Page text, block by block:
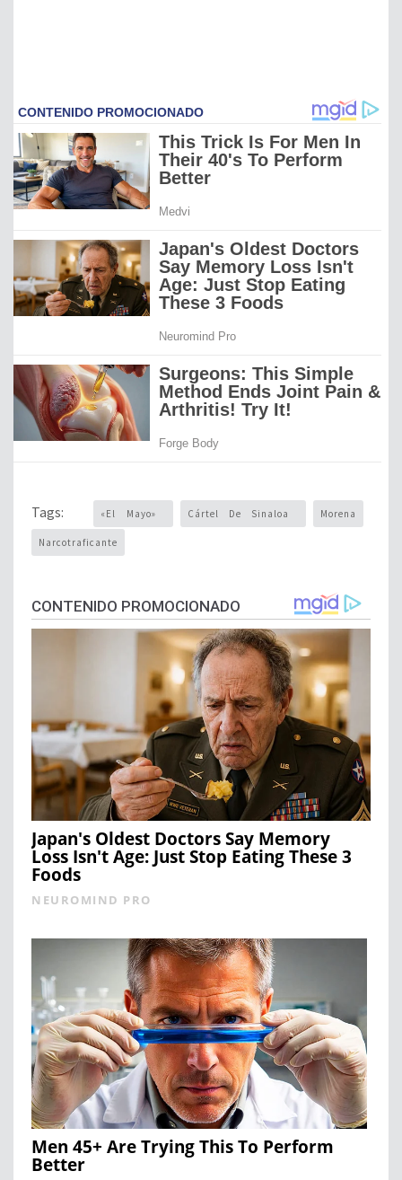
Tags: «El Mayo» Cártel De Sinaloa Morena
Narcotraficante
CONTENIDO PROMOCIONADO
Japan's Oldest Doctors Say Memory
Loss Isn't Age: Just Stop Eating These 3
Foods
NEUROMIND PRO
Men 45+ Are Trying This To Perform
Better